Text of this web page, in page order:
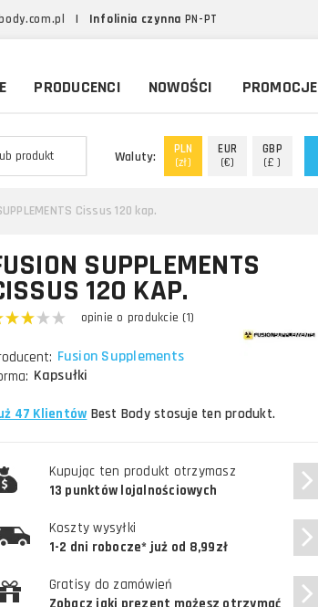
| Infolinia czynna PN-PT
PRODUCENCI NOWOŚCI PROMOCJE
Waluty:
PLN
(zł)
EUR
(€)
GBP
(£ )
Cissus 120 kap.
SUPPLEMENTS
120 KAP.
opinie o produkcie (1)
Fusion Supplements
Kapsułki
47 Klientów Best Body stosuje ten produkt.
Kupując ten produkt otrzymasz
13 punktów lojalnościowych
Koszty wysyłki
1-2 dni robocze* już od 8,99zł
Gratisy do zamówień
Zobacz jaki prezent możesz otrzymać